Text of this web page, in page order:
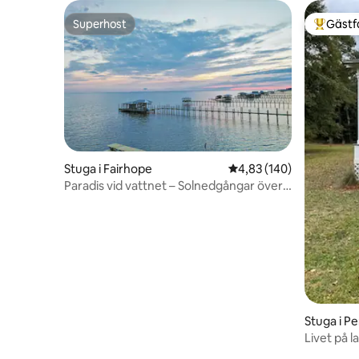
Superhost
Superhost
Stuga i Fairhope 4,83 av 5 i
4,83 (140)
Paradis vid vattnet – Solnedgångar över
Populär
Stuga i
Livet på